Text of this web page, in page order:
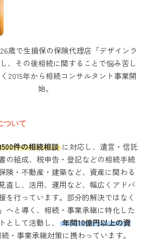
歳で生損保の保険代理店「デザインラ
、その後相続に関することで悩み苦し
2015年から相続コンサルタント事業開
始。
ついて
件の相続相談 に対応し、遺言・信託
の組成、税申告・登記などの相続手続
険・不動産・建築など、資産に関わる
直し、活用、運用など、幅広くアドバ
を行っています。部分的解決ではなく
へと導く、相続・事業承継に特化した
として活動し、
年間10億円以上の資
・事業承継対策に携わっています。